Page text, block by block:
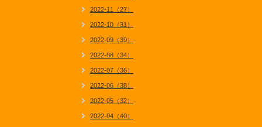
2022-11（27）
2022-10（31）
2022-09（39）
2022-08（34）
2022-07（36）
2022-06（38）
2022-05（32）
2022-04（40）